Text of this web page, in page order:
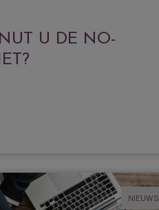
U DE NO-
NIEUWS